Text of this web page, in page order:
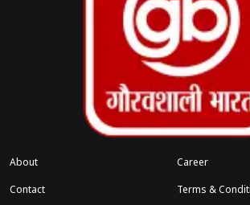
दीक्षांत परेड पुलिस प्रशिक्षण का अंतिम
चरण होता है। इस परेड के माध्यम से
मेहनत, अनुशासन और समर्पण का प्रदर्शन
यह वर्दी के प्रति सम्मान और अपने कर्तव्यों के
शपथ लेने का अवसर भी होता है।
परिवारजन भी इस ऐतिहासिक पल के
About
Career
Contact
Terms &